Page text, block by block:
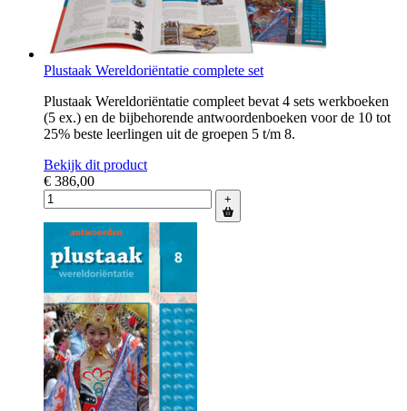
Plustaak Wereldoriëntatie complete set
Plustaak Wereldoriëntatie compleet bevat 4 sets werkboeken
(5 ex.) en de bijbehorende antwoordenboeken voor de 10 tot
25% beste leerlingen uit de groepen 5 t/m 8.
Bekijk dit product
€ 386,00
+